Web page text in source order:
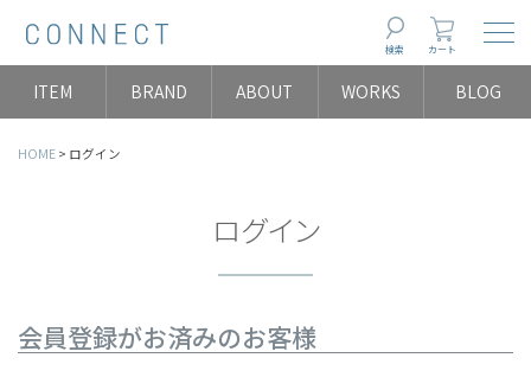
検索 カート
ITEM BRAND ABOUT WORKS BLOG
HOME ログイン
ログイン
会員登録がお済みのお客様